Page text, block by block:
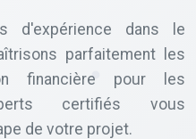
d'expérience dans le
parfaitement les
financière pour les
certifiés vous
de votre projet.